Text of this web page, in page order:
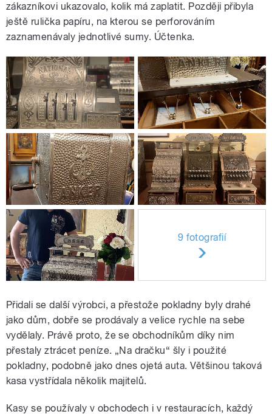
zákazníkovi ukazovalo, kolik má zaplatit. Později přibyla
ještě rulička papíru, na kterou se perforováním
zaznamenávaly jednotlivé sumy. Účtenka.
9 fotografií
Přidali se další výrobci, a přestože pokladny byly drahé
jako dům, dobře se prodávaly a velice rychle na sebe
vydělaly. Právě proto, že se obchodníkům díky nim
přestaly ztrácet peníze. „Na dračku“ šly i použité
pokladny, podobně jako dnes ojetá auta. Většinou taková
kasa vystřídala několik majitelů.
Kasy se používaly v obchodech i v restauracích, každý